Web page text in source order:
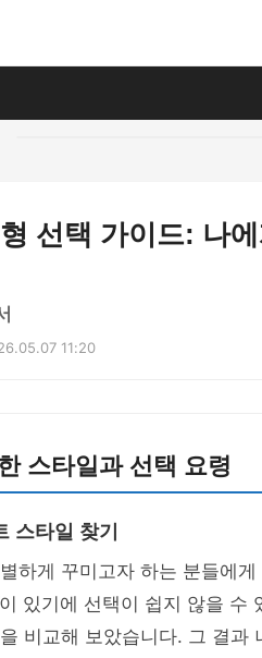
선택 가이드: 나
11:20
스타일과 선택 요령
스타일 찾기
하게 꾸미고자 하는 분들에
이 있기에 선택이 쉽지 않을 수
비교해 보았습니다. 그 결과